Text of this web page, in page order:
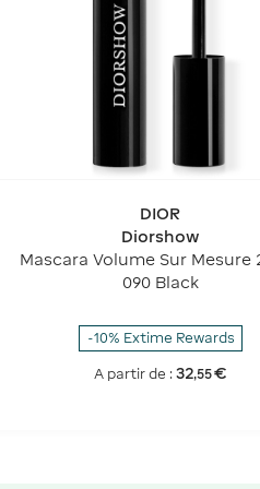
DIOR
Diorshow
Mascara Volume Sur Mesure
Définition Cil à Cil - Formule
090 Black
-10% Extime Rewards
A partir de : 32,55€